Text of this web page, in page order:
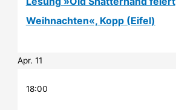
Weihnachten«, Kopp (Eifel)
Apr.11
18:00